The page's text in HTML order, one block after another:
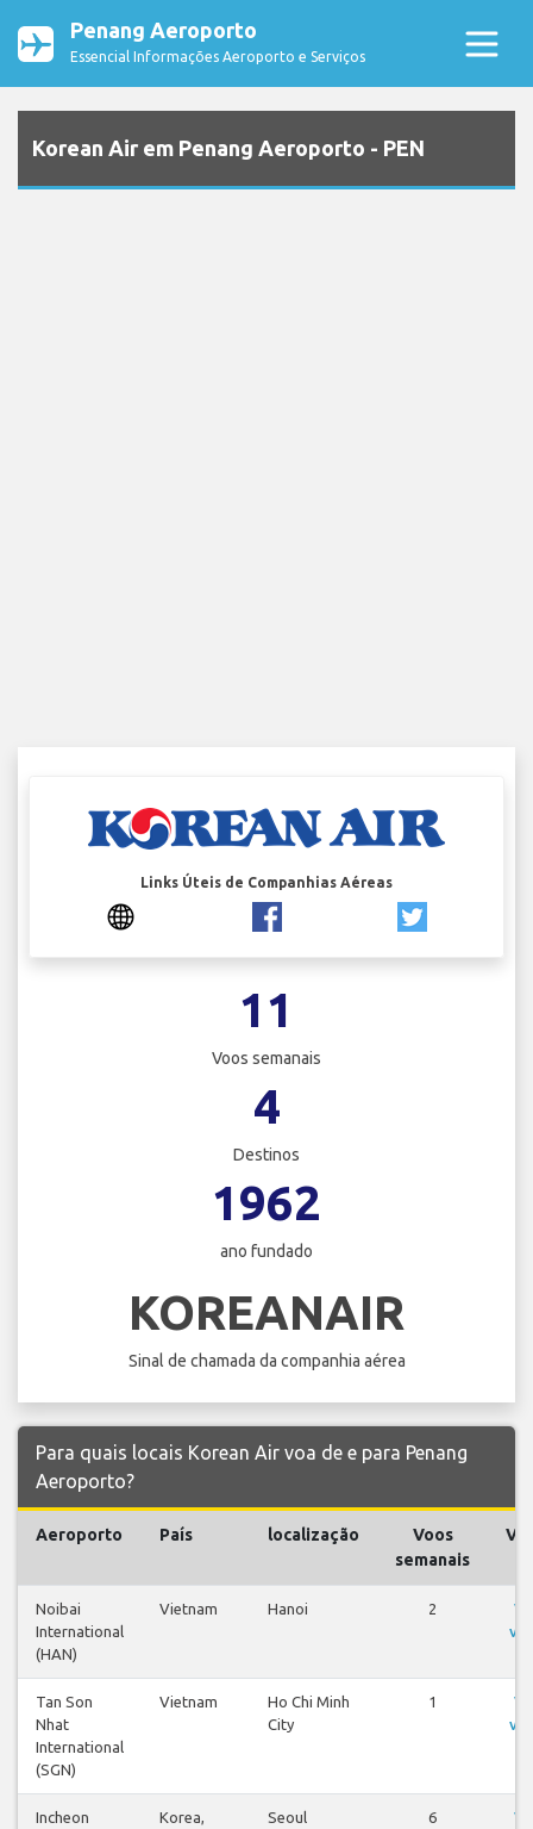
Penang Aeroporto
Essencial Informações Aeroporto e Serviços
Korean Air em Penang Aeroporto - PEN
Links Úteis de Companhias Aéreas
11
Voos semanais
4
Destinos
1962
ano fundado
KOREANAIR
Sinal de chamada da companhia aérea
Para quais locais Korean Air voa de e para Penang
Aeroporto?
Aeroporto País localização
Voos
semanais
Noibai
International
(HAN)
Vietnam Hanoi 2
Tan Son
Nhat
International
(SGN)
Vietnam
Ho Chi Minh
City
1
Incheon
Korea,
Seoul
6